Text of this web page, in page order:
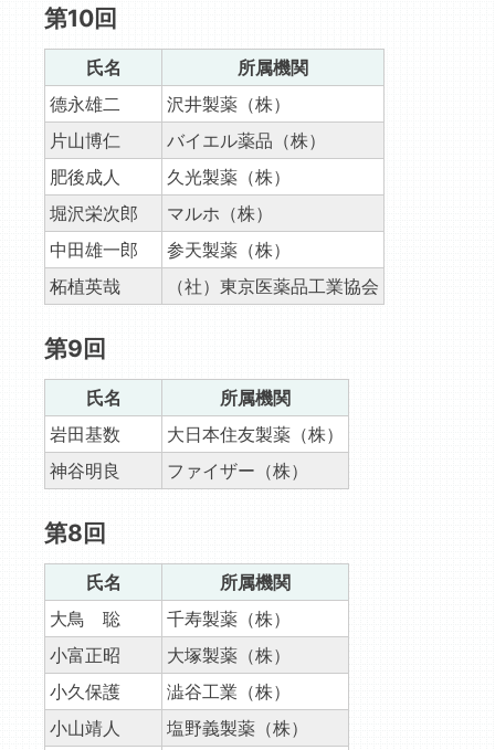
第10回
氏名
所属機関
德永雄二
沢井製薬（株）
片山博仁
バイエル薬品（株）
肥後成人
久光製薬（株）
堀沢栄次郎
マルホ（株）
中田雄一郎
参天製薬（株）
柘植英哉
（社）東京医薬品工業協会
第9回
氏名
所属機関
岩田基数
大日本住友製薬（株）
神谷明良
ファイザー（株）
第8回
氏名
所属機関
大鳥 聡
千寿製薬（株）
小富正昭
大塚製薬（株）
小久保護
澁谷工業（株）
小山靖人
塩野義製薬（株）